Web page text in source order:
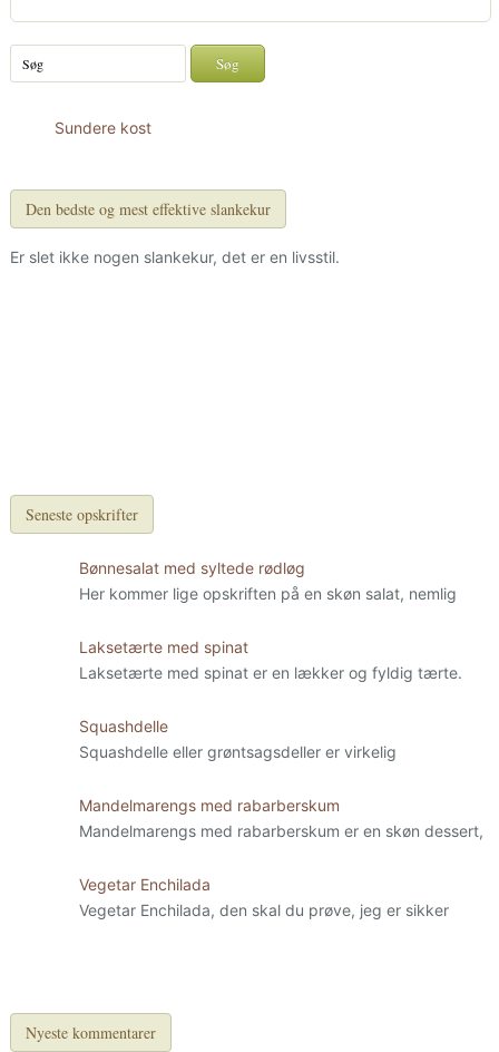
Sundere kost
Den bedste og mest effektive slankekur
Er slet ikke nogen slankekur, det er en livsstil.
Seneste opskrifter
Bønnesalat med syltede rødløg
Her kommer lige opskriften på en skøn salat, nemlig
Laksetærte med spinat
Laksetærte med spinat er en lækker og fyldig tærte.
Squashdelle
Squashdelle eller grøntsagsdeller er virkelig
Mandelmarengs med rabarberskum
Mandelmarengs med rabarberskum er en skøn dessert,
Vegetar Enchilada
Vegetar Enchilada, den skal du prøve, jeg er sikker
Nyeste kommentarer